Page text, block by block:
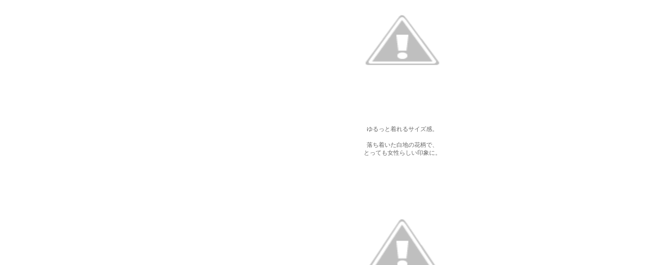
ゆるっと着れるサイズ感。
落ち着いた白地の花柄で、
とっても女性らしい印象に。